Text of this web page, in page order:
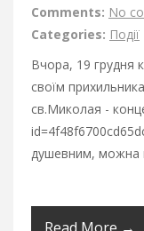
Comments: No
Categories: Події
Вчора, 19 грудня
своїм
св.Миколая -
душевним, можна
Read More →